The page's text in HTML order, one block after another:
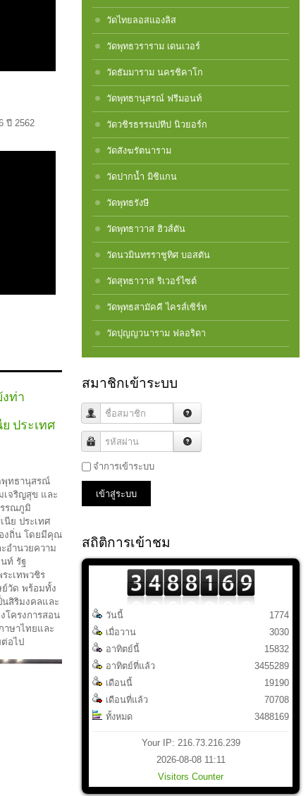
ปี 2562
ท่า
ประเทศ
พุทธานุสรณ์
เจริญสุข และ
รรณภูมิ
นีย ประเทศ
องถิ่น โดยมีคุณ
อำนวยความ
ท์ รัฐ
ะเทพวชิร
ย์วัด พร้อมทั้ง
สิริมงคลและ
โครงการสอน
าษาไทยและ
อไป
วัดไทยลอสแองลิส
วัดพุทธวราราม เดนเวอร์
วัดธัมมาราม นครชิคาโก
วัดพุทธานุสรณ์ ฟรีมอนท์
วัดวชิรธรรมปทีป นิวยอร์ก
วัดสังฆรัตนาราม
วัดปากน้ำ มิชิแกน
วัดพุทธรังษี
วัดพุทธาวาส ฮิวส์ตัน
วัดนวมินทรราชูทิศ บอสตัน
วัดสุทธาวาส ริเวอร์ไซต์
วัดพุทธสามัคคี ไครส์เซิร์ท
วัดปุญญวนาราม ฟลอริดา
สมาชิกเข้าระบบ
ชื่อสมาชิก
รหัสผ่าน
จำการเข้าระบบ
เข้าสู่ระบบ
สถิติการเข้าชม
วันนี้
เมื่อวาน
อาทิตย์นี้
อาทิตย์ที่แล้ว
เดือนนี้
เดือนที่แล้ว
ทั้งหมด
1774
3030
15832
3455289
19190
70708
3488169
Your IP: 216.73.216.239
2026-08-08 11:11
Visitors Counter